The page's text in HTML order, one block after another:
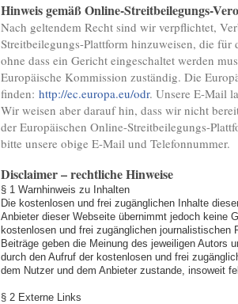
Hinweis gemäß Online-Streitbeilegungs-
Nach geltendem Recht sind wir verpflichtet,
Streitbeilegungs-Plattform hinzuweisen, die
ohne dass ein Gericht eingeschaltet werden
Europäische Kommission zuständig. Die
finden:http://ec.europa.eu/odr. Unsere E-Mail
Wir weisen aber darauf hin, dass wir nicht
der Europäischen Online-Streitbeilegungs-
bitte unsere obige E-Mail und Telefonnummer.
Disclaimer – rechtliche Hinweise
§ 1 Warnhinweis zu Inhalten
Die kostenlosen und frei zugänglichen Inhalte
Anbieter dieser Webseite übernimmt jedoch keine
kostenlosen und frei zugänglichen
Beiträge geben die Meinung des jeweiligen Autors
durch den Aufruf der kostenlosen und frei
dem Nutzer und dem Anbieter zustande, insoweit
§ 2 Externe Links